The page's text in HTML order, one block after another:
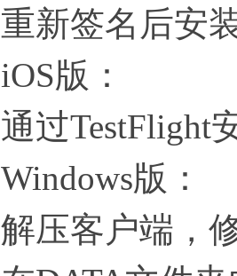
重新签名后安
iOS版：
通过TestFlight
Windows版：
解压客户端，